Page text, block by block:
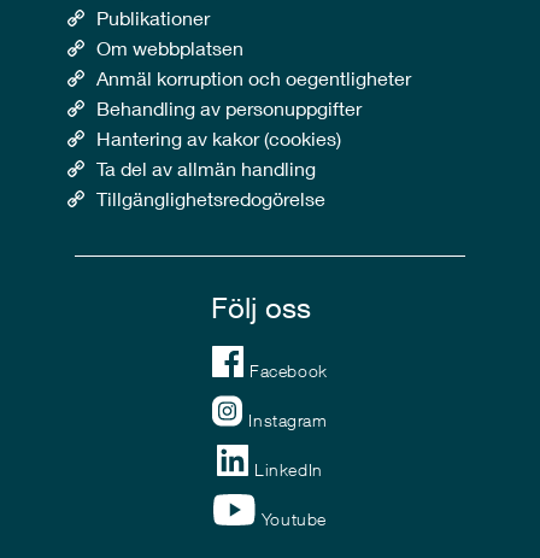
Publikationer
Om webbplatsen
Anmäl korruption och oegentligheter
Behandling av personuppgifter
Hantering av kakor (cookies)
Ta del av allmän handling
Tillgänglighetsredogörelse
Följ oss
Facebook
Instagram
LinkedIn
Youtube